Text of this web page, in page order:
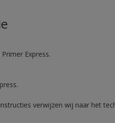
Express.
verwijzen wij naar het